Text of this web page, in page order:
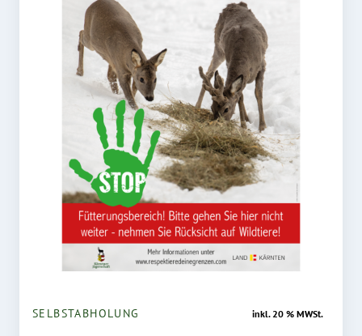
SELBSTABHOLUNG inkl. 20 % MWSt.